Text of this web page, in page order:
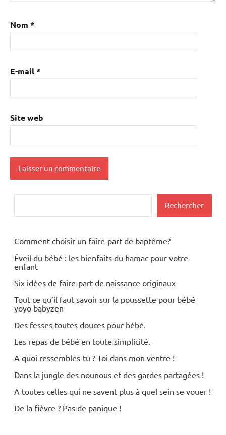
Nom *
E-mail*
Site web
Rechercher
Comment choisir un faire-part de baptême?
Éveil du bébé : les bienfaits du hamac pour votre
enfant
Six idées de faire-part de naissance originaux
Tout ce qu’il faut savoir sur la poussette pour bébé
yoyo babyzen
Des fesses toutes douces pour bébé.
Les repas de bébé en toute simplicité.
A quoi ressembles-tu ? Toi dans mon ventre !
Dans la jungle des nounous et des gardes partagées !
A toutes celles qui ne savent plus à quel sein se vouer !
De la fièvre ? Pas de panique !